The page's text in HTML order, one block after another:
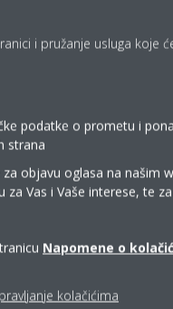
širok asortiman
je osigurati popravke
kad god je to potrebno.
i pružanje usluga koje
podatke o prometu i
strana
objavu oglasa na našim
Vas i Vaše interese, te
Napomene o
kolačićima